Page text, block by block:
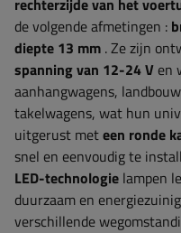
rechterzijde van het
de volgende afmetingen :
diepte 13 mm . Zezijn
spanning van 12-24 V en
aanhangwagens,
takelwagens, wat hun
uitgerust meteen ronde
snel en eenvoudig te
LED-technologie lampen
duurzaam en
verschillende